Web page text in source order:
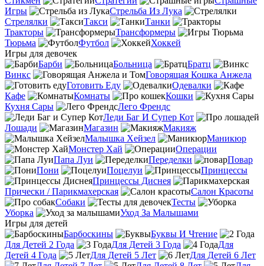
Игры
Стрельба Из Лука
Стрелялки
Такси
Танки
Тракторы
Трансформеры
Тюрьма
Футбол
Хоккей
Игры для девочек
Барби
Больница
Братц
Винкс
Говорящая Кошка Анжела
Готовить Еду
Одевалки
Кафе
Комнаты
Кошки
Кухня Сары
Лего Френдс
Леди Баг И Супер Кот
Лошади
Магазин
Макияж
Малышка Хейзел
Маникюр
Монстер Хай
Операции
Папа Луи
Переделки
Повар
Пони
Поцелуи
Принцессы
Принцессы Диснея
Прически / Парикмахерская
Салон Красоты
Собаки
Тесты
Уборка
Уход За Малышами
Игры для детей
Барбоскины
Буквы И Чтение
Для Детей 2 Года
Для Детей 3 Года
Для
Детей 4 Года
Для Детей 5 Лет
Для Детей 6 Лет